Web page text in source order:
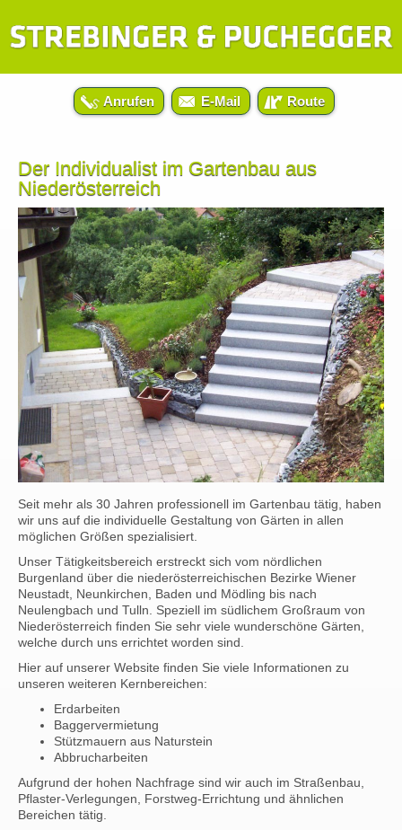
Anrufen E-Mail Route
Der Individualist im Gartenbau aus
Niederösterreich
Seit mehr als 30 Jahren professionell im Gartenbau tätig, haben
wir uns auf die individuelle Gestaltung von Gärten in allen
möglichen Größen spezialisiert.
Unser Tätigkeitsbereich erstreckt sich vom nördlichen
Burgenland über die niederösterreichischen Bezirke Wiener
Neustadt, Neunkirchen, Baden und Mödling bis nach
Neulengbach und Tulln. Speziell im südlichem Großraum von
Niederösterreich finden Sie sehr viele wunderschöne Gärten,
welche durch uns errichtet worden sind.
Hier auf unserer Website finden Sie viele Informationen zu
unseren weiteren Kernbereichen:
Erdarbeiten
Baggervermietung
Stützmauern aus Naturstein
Abbrucharbeiten
Aufgrund der hohen Nachfrage sind wir auch im Straßenbau,
Pflaster-Verlegungen, Forstweg-Errichtung und ähnlichen
Bereichen tätig.